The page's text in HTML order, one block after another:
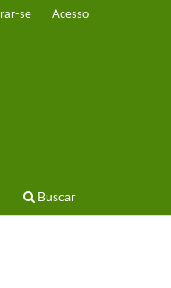
Buscar
se Acesso